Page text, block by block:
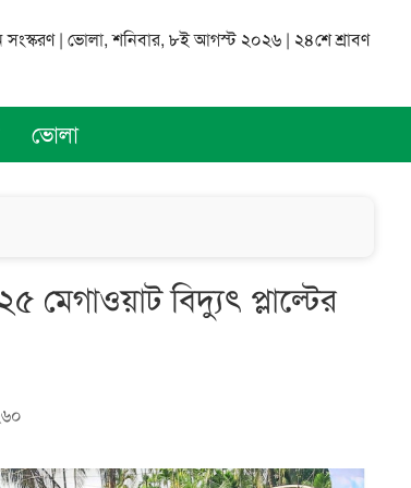
| ভোলা, শনিবার, ৮ই আগস্ট ২০২৬ | ২৪শে শ্রাবণ
ভোলা
বিদ্যুৎ প্লাল্টের